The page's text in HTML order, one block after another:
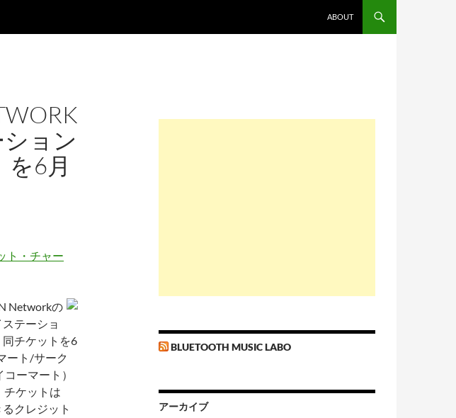
ABOUT
ョン
6月
ト・チャー
Networkの
テーショ
チケットを6
ート/サーク
ーマート）
チケットは
クレジット
BLUETOOTH MUSIC LABO
アーカイブ